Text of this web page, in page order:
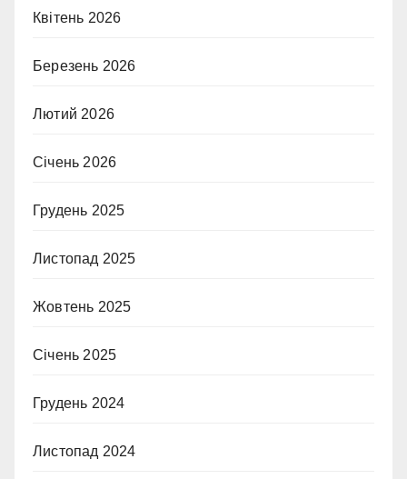
Квітень 2026
Березень 2026
Лютий 2026
Січень 2026
Грудень 2025
Листопад 2025
Жовтень 2025
Січень 2025
Грудень 2024
Листопад 2024